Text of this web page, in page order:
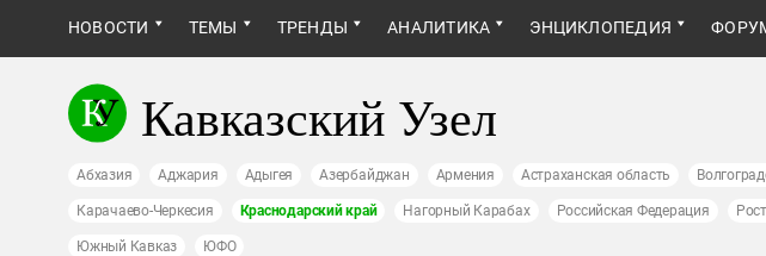
НОВОСТИ ТЕМЫ ТРЕНДЫ АНАЛИТИКА ЭНЦИКЛОПЕДИЯ
Кавказский Узел
Абхазия Аджария Адыгея Азербайджан Армения Астраханская область
Карачаево-Черкесия Краснодарский край Нагорный Карабах Российская Федерация
Южный Кавказ ЮФО